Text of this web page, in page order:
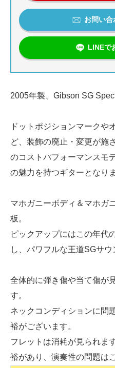
お問い
LINEで
2005年製、Gibson SG
ドットポジションマークや
ど、装飾の廃止・変更が施
のコストパフォーマンスモ
の魅力を持つギターとなりま
マホガニーボディ＆マホガ
板。
ピックアップにはこの年代
し、パワフルな王道SGサウ
全体的に弾き傷や当て傷が
す。
ネックコンディションに問
裕がございます。
フレットは消耗が見られま
裕があり、演奏性の問題は